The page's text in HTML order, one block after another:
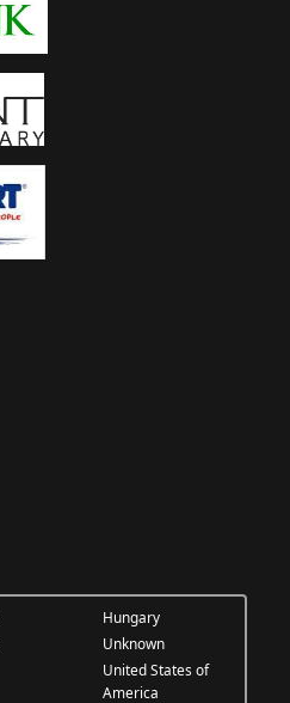
Hungary
Unknown
United States of
America